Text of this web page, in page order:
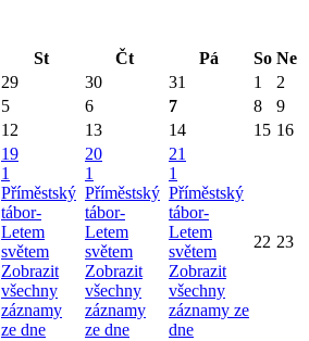
St Čt Pá So Ne
29 30 31 1
2
5 6 7 8
9
12 13 14 15 16
19
1
Příměstský
tábor-
Letem
světem
Zobrazit
všechny
záznamy
ze dne
20
1
Příměstský
tábor-
Letem
světem
Zobrazit
všechny
záznamy
ze dne
21
1
Příměstský
tábor-
Letem
světem
Zobrazit
všechny
záznamy ze
dne
22 23